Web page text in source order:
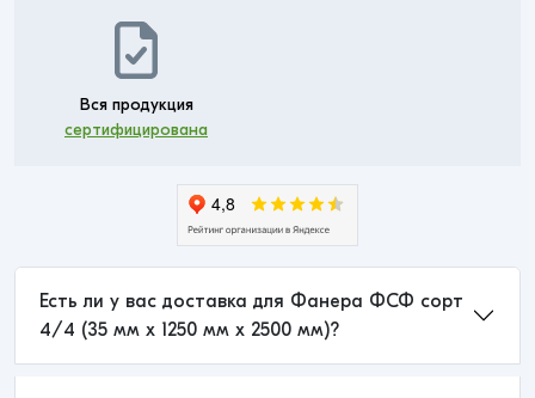
Вся продукция
сертифицирована
Есть ли у вас доставка для Фанера ФСФ сорт
4/4 (35 мм x 1250 мм x 2500 мм)?